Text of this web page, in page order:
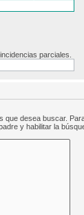
parciales.
que desea buscar.
y habilitar la